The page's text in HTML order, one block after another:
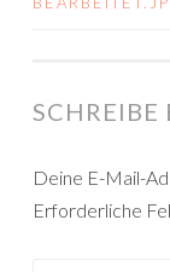
Deine E-Mail-
Erforderliche